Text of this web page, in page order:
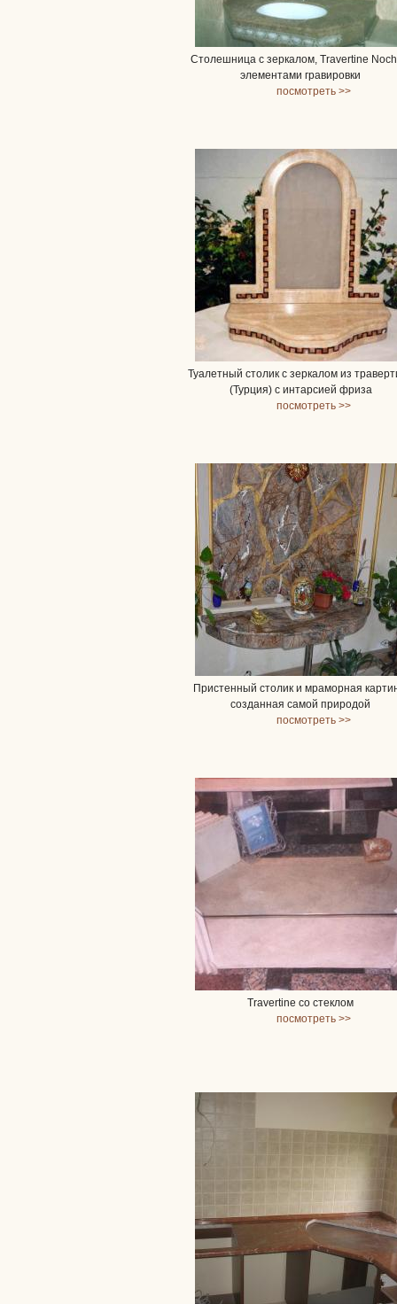
Столешница с зеркалом, Travertine
элементами гравировки
посмотреть >>
Туалетный столик с зеркалом из
(Турция) с интарсией фриза
посмотреть >>
Пристенный столик и мраморная
созданная самой природой
посмотреть >>
Travertine со стеклом
посмотреть >>